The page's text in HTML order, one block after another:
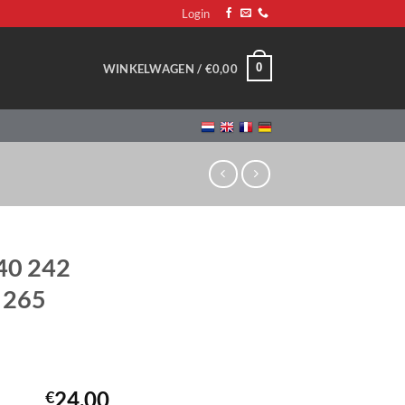
Login
WINKELWAGEN / €0,00 0
242
€24,00